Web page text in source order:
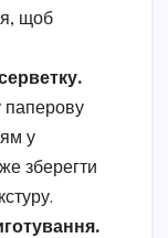
щоб
паперову
у
зберегти